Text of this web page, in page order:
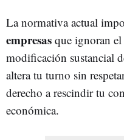
La normativa actual
empresas que ignoran
modificación sustancial
altera tu turno sin
derecho a rescindir tu
económica.